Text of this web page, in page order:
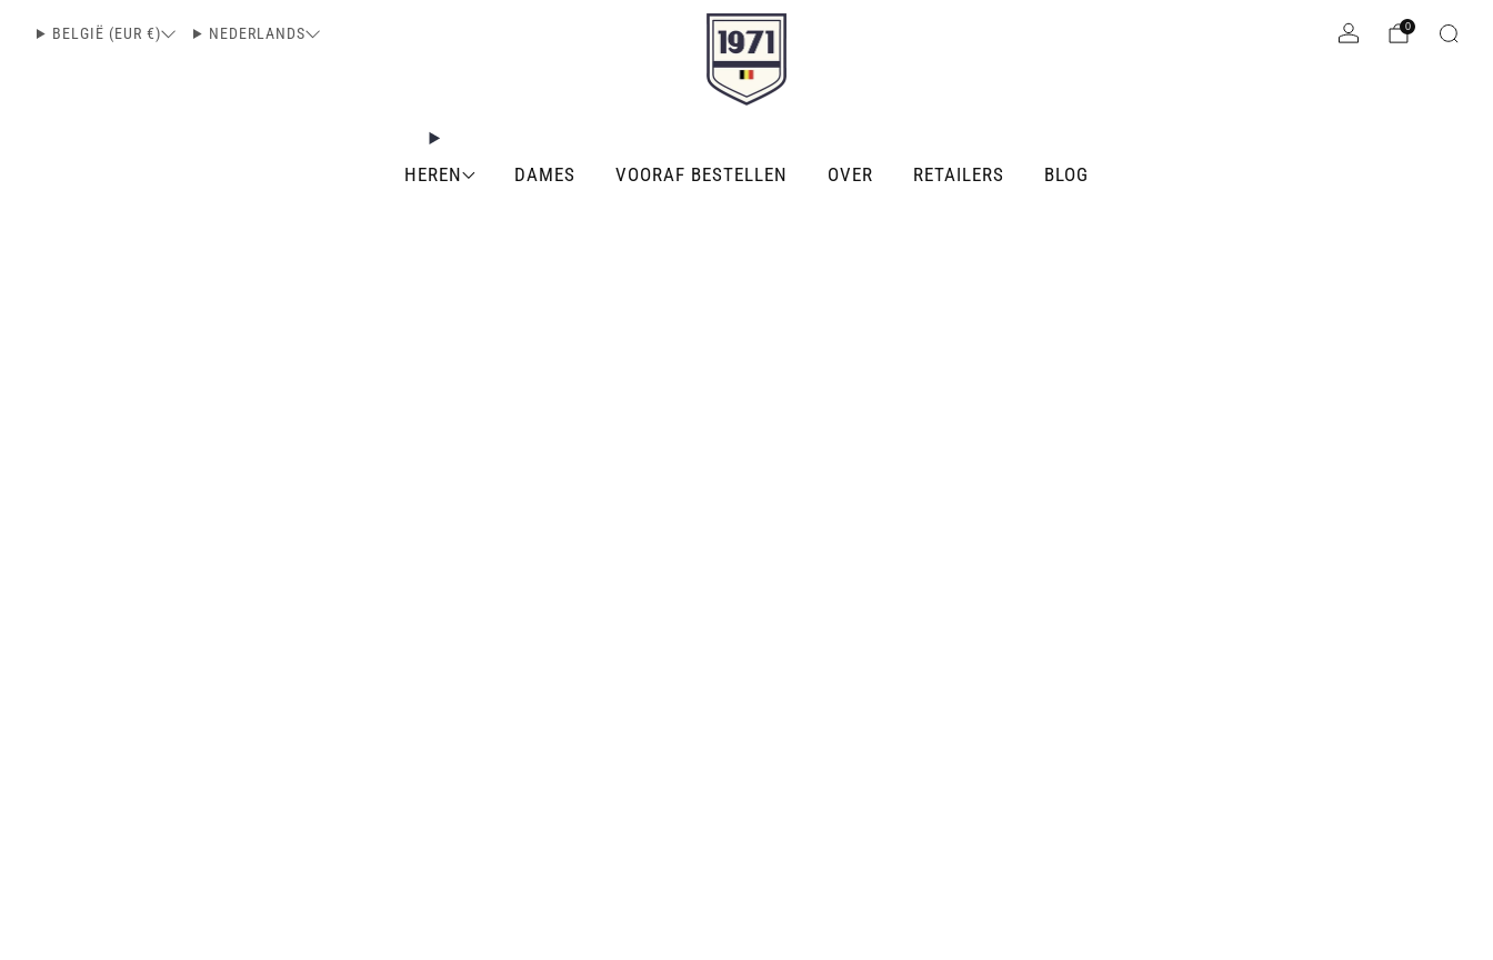
HEREN DAMES VOORAF BESTELLEN OVER RETAILERS BLOG
BELGIË (EUR €) NEDERLANDS 0